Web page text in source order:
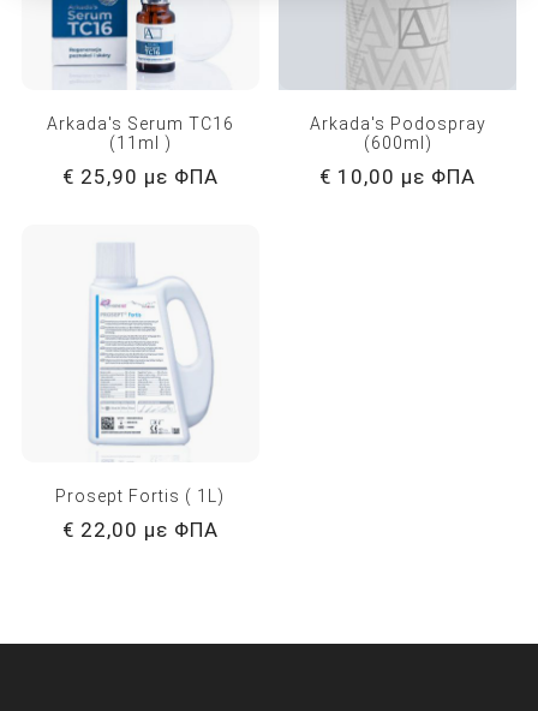
Arkada's Serum TC16
(11ml )
€ 25,90 με ΦΠΑ
Arkada's Podospray
(600ml)
€ 10,00 με ΦΠΑ
Prosept Fortis ( 1L)
€ 22,00 με ΦΠΑ